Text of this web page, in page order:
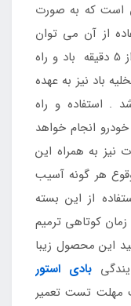
است که به صورت
از آن می توان
را در مدت زمان کمتر از 5 دقیقه باد و راه
باد نیز به عهده
. استفاده و راه
انجام خواهد
به همراه این
هر گونه آسیب
از این بسته
کوتاهی ترمیم
این محصول زیبا
بادی استور
و با گارانتی 48 ساعت مهلت تست تعمیر